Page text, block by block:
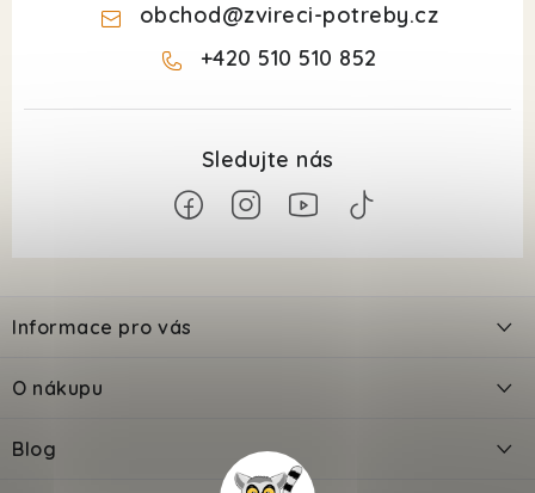
obchod@zvireci-potreby.cz
+420 510 510 852
p
a
Informace pro vás
Prodejna
O nákupu
Blog